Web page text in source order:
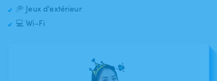
🥏 Jeux d'extérieur
💻 Wi-Fi